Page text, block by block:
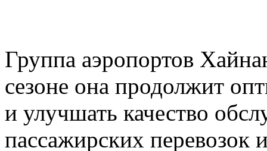
Группа аэропортов
сезоне она продолжит
и улучшать качество
пассажирских перевозок